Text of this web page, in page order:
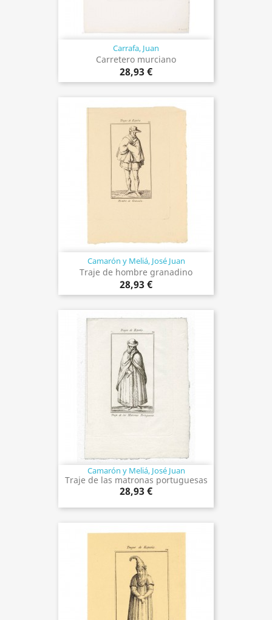
Carrafa, Juan
Carretero murciano
28,93 €
Camarón y Meliá, José Juan
Traje de hombre granadino
28,93 €
Camarón y Meliá, José Juan
Traje de las matronas portuguesas
28,93 €